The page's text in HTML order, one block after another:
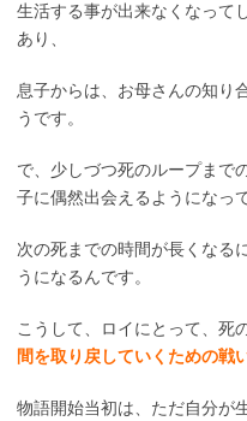
生活する事が出来なくなって
あり、
息子からは、お母さんの知り
うです。
で、少しづつ死のループまで
子に偶然出会えるようになっ
次の死までの時間が長くなる
うになるんです。
こうして、ロイにとって、死
間を取り戻していくための戦
物語開始当初は、ただ自分が